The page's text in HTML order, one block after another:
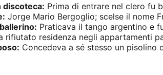
discoteca: Prima di entrare nel clero fu
Jorge Mario Bergoglio; scelse il nome
Praticava il tango argentino e
rifiutato residenza negli appartamenti
Concedeva a sé stesso un